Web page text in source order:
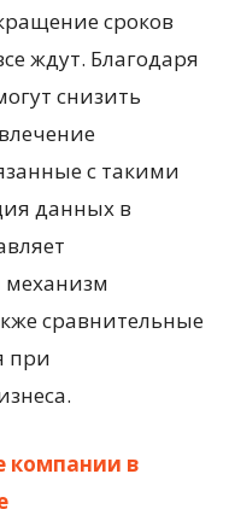
сроков
ждут. Благодаря
снизить
с такими
данных в
сравнительные
при
компании в